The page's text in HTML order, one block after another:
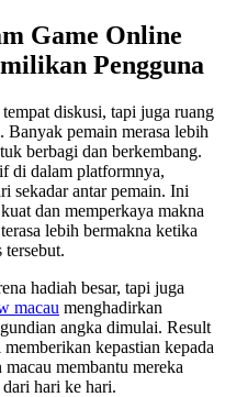
Game Online
Pengguna
diskusi, tapi juga ruang
pemain merasa lebih
berbagi dan berkembang.
di dalam platformnya,
sekadar antar pemain. Ini
dan memperkaya makna
lebih bermakna ketika
hadiah besar, tapi juga
macau menghadirkan
angka dimulai. Result
kepastian kepada
membantu mereka
hari ke hari.